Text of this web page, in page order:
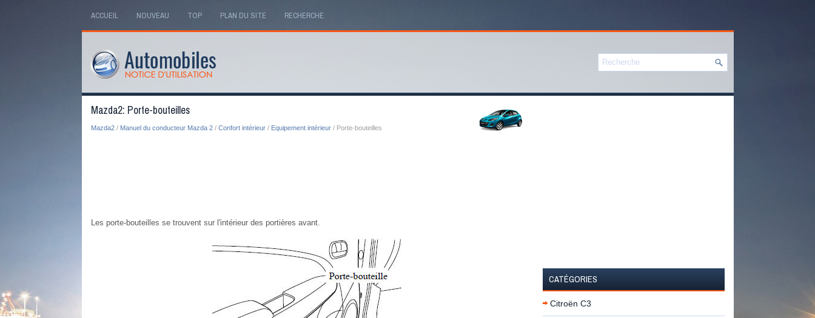
ACCUEIL NOUVEAU TOP PLAN DU SITE RECHERCHE
Mazda2: Porte-bouteilles
Mazda2/ Manuel du conducteur Mazda 2/ Confort intérieur/ Equipement intérieur/ Porte-bouteilles
Les porte-bouteilles se trouvent sur l'intérieur des portières avant.
CATÉGORIES
Citroën C3